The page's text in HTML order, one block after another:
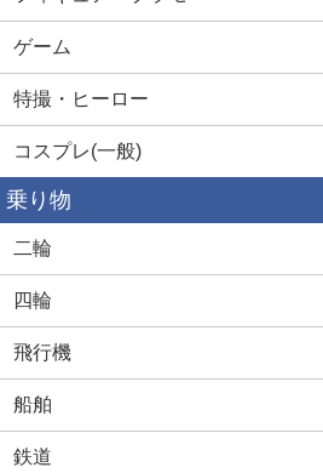
ゲーム
特撮・ヒーロー
コスプレ(一般)
乗り物
二輪
四輪
飛行機
船舶
鉄道